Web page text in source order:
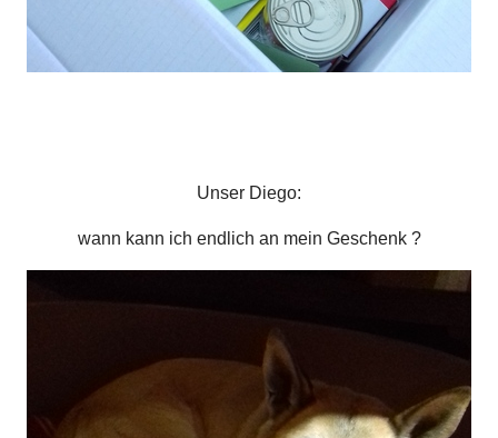
Unser Diego:
wann kann ich endlich an mein Geschenk ?